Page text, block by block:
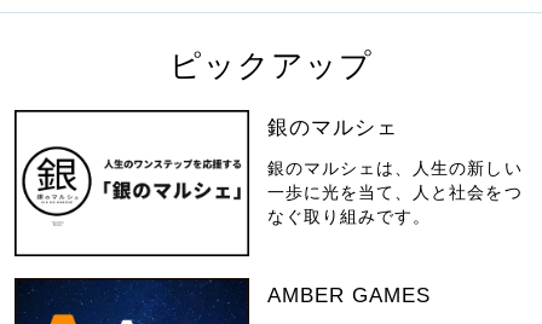
ピックアップ
銀のマルシェ
銀のマルシェは、人生の新しい
一歩に光を当て、人と社会をつ
なぐ取り組みです。
AMBER GAMES